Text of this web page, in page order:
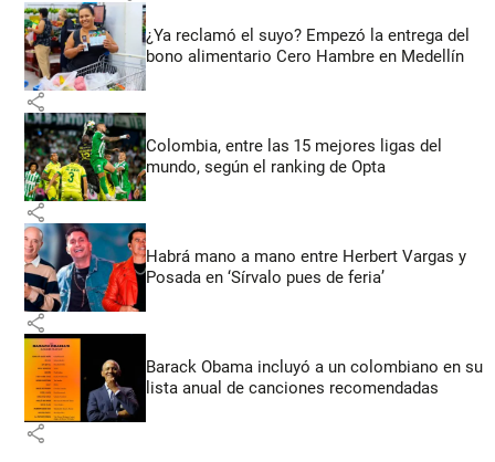
¿Ya reclamó el suyo? Empezó la entrega del
bono alimentario Cero Hambre en Medellín
share
Colombia, entre las 15 mejores ligas del
mundo, según el ranking de Opta
share
Habrá mano a mano entre Herbert Vargas y
Posada en ‘Sírvalo pues de feria’
share
Barack Obama incluyó a un colombiano en su
lista anual de canciones recomendadas
share